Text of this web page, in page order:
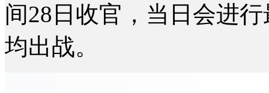
间28日收官，当日会进
均出战。